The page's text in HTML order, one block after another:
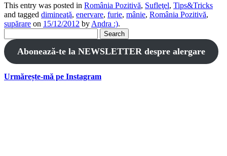
This entry was posted in România Pozitivă, Sufleţel, Tips&Tricks
and tagged dimineaţă, enervare, furie, mânie, România Pozitivă,
supărare on 15/12/2012 by Andra :).
for:
Abonează-te la NEWSLETTER despre alergare
Urmărește-mă pe Instagram